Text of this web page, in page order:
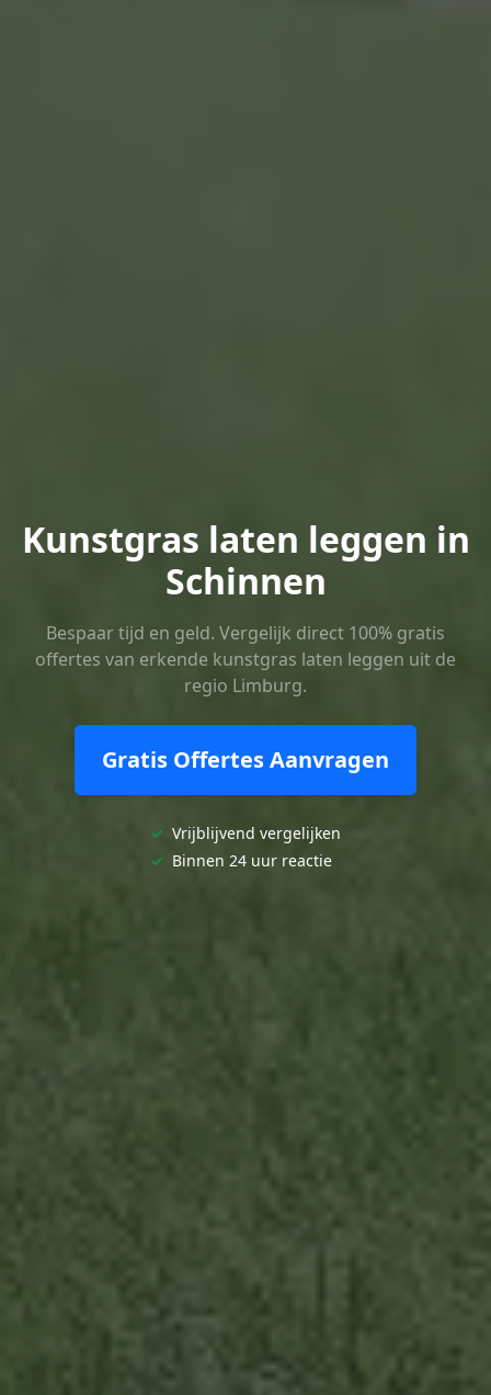
Kunstgras laten leggen in
Schinnen
Bespaar tijd en geld. Vergelijk direct 100% gratis
offertes van erkende kunstgras laten leggen uit de
regio Limburg.
Gratis Offertes Aanvragen
✓ Vrijblijvend vergelijken
✓ Binnen 24 uur reactie